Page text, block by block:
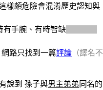
樣頗危險會混淆歷史認知與
有手腕、有時智缺
路只找到一篇評論 （譯名不
說到 孫子與男主弟弟 同名的